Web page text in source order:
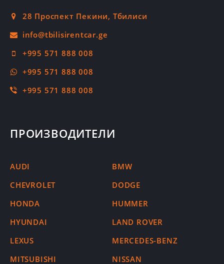
28 Проспект Пекини, Тбилиси
+995 571 888 008
+995 571 888 008
+995 571 888 008
ПРОИЗВОДИТЕЛИ
AUDI
BMW
CHEVROLET
DODGE
HONDA
HUMMER
HYUNDAI
LAND ROVER
LEXUS
MERCEDES-BENZ
MITSUBISHI
NISSAN